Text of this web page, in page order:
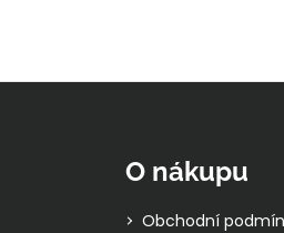
O nákupu
Obchodní